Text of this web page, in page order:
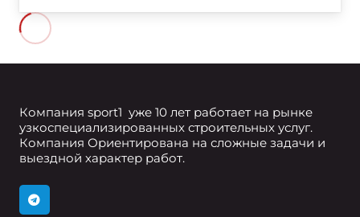
Компания sport1 уже 10 лет работает на рынке
узкоспециализированных строительных услуг.
Компания Ориентирована на сложные задачи и
выездной характер работ.